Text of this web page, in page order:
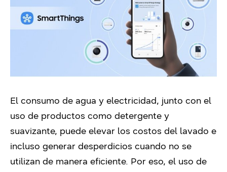
El consumo de agua y electricidad, junto con el
uso de productos como detergente y
suavizante, puede elevar los costos del lavado e
incluso generar desperdicios cuando no se
utilizan de manera eficiente. Por eso, el uso de